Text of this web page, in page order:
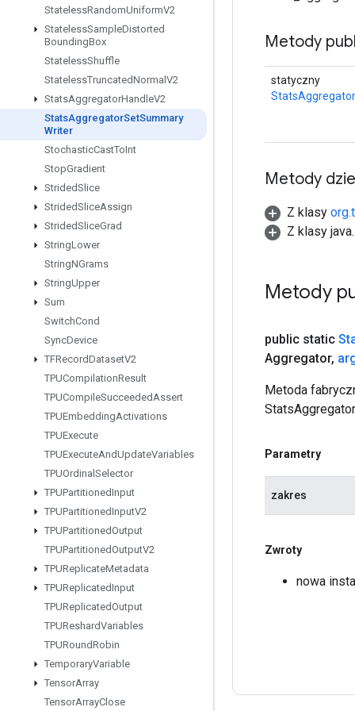
StatelessRandomUniformV2
StatelessSampleDistorted
BoundingBox
StatelessShuffle
StatelessTruncatedNormal V2
StatsAggregatorHandleV2
StatsAggregatorSetSummary
Writer
StochasticCastToInt
StopGradient
StridedSlice
StridedSliceAssign
StridedSliceGrad
StringLower
StringNGrams
StringUpper
Sum
SwitchCond
SyncDevice
TFRecordDatasetV2
TPUCompilationResult
TPUCompileSucceededAssert
TPUEmbeddingActivations
TPUExecute
TPUExecuteAndUpdateVariables
TPUOrdinal Selector
TPUPartitionedInput
TPUPartitionedInputV2
TPUPartitionedOutput
TPUPartitionedOutputV2
TPUReplicateMetadata
TPUReplicatedInput
TPUReplicatedOutput
TPUReshardVariables
TPURoundRobin
TemporaryVariable
TensorArray
TensorArrayClose
Metody
statyczny
Metody
Z klasy
Z klasy
Metody
public static
Aggregator,
Metoda
Parametry
zakres
Zwroty
nowa